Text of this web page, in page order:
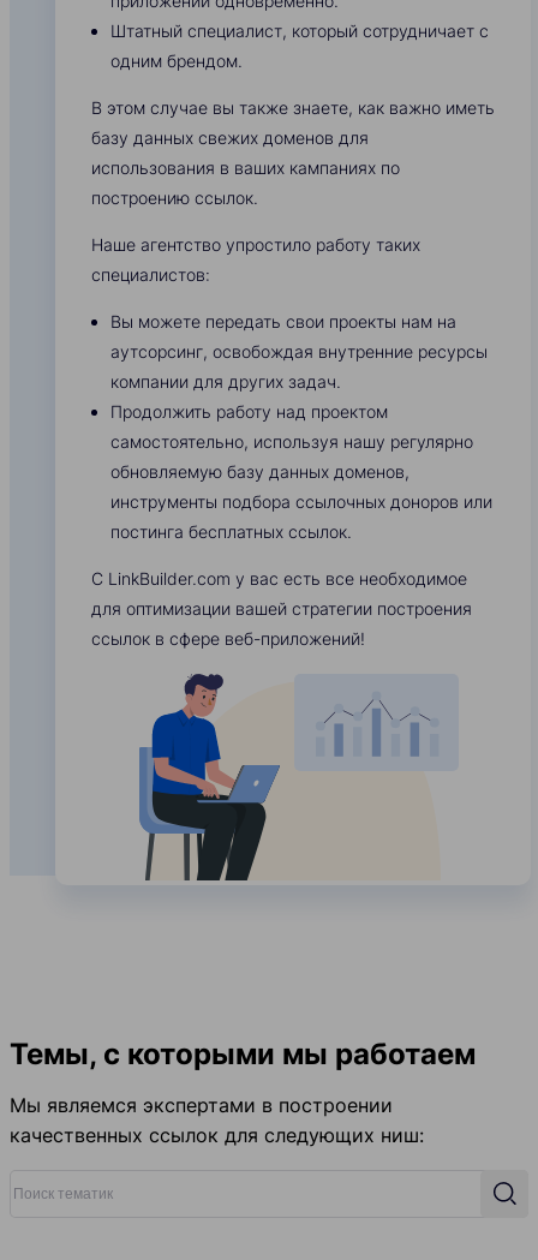
Штатный специалист, который сотрудничает с
одним брендом.
В этом случае вы также знаете, как важно иметь
базу данных свежих доменов для
использования в ваших кампаниях по
построению ссылок.
Наше агентство упростило работу таких
специалистов:
Вы можете передать свои проекты нам на
аутсорсинг, освобождая внутренние ресурсы
компании для других задач.
Продолжить работу над проектом
самостоятельно, используя нашу регулярно
обновляемую базу данных доменов,
инструменты подбора ссылочных доноров или
постинга бесплатных ссылок.
С LinkBuilder.com у вас есть все необходимое
для оптимизации вашей стратегии построения
ссылок в сфере веб-приложений!
Темы, с которыми мы работаем
Мы являемся экспертами в построении
качественных ссылок для следующих ниш: